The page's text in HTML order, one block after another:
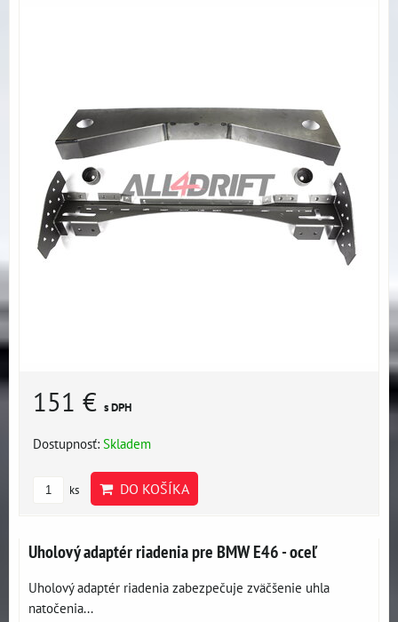
151 € s DPH
Dostupnosť: Skladem
ks DO KOŠÍKA
Uholový adaptér riadenia pre BMW E46 - oceľ
Uholový adaptér riadenia zabezpečuje zväčšenie uhla
natočenia...